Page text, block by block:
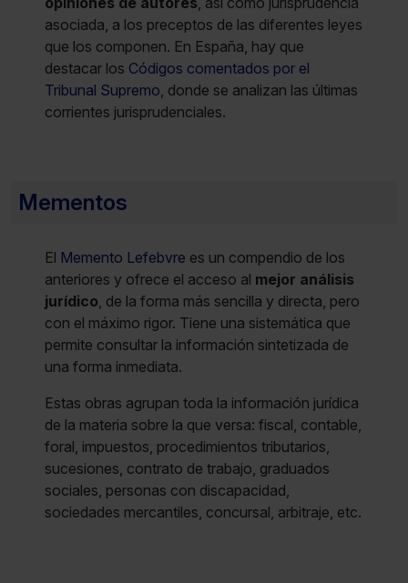
asociada, a los preceptos de las diferentes leyes
que los componen. En España, hay que
destacar los Códigos comentados por el
Tribunal Supremo, donde se analizan las últimas
corrientes jurisprudenciales.
Mementos
El Memento Lefebvre es un compendio de los
anteriores y ofrece el acceso al mejor análisis
jurídico, de la forma más sencilla y directa, pero
con el máximo rigor. Tiene una sistemática que
permite consultar la información sintetizada de
una forma inmediata.
Estas obras agrupan toda la información jurídica
de la materia sobre la que versa: fiscal, contable,
foral, impuestos, procedimientos tributarios,
sucesiones, contrato de trabajo, graduados
sociales, personas con discapacidad,
sociedades mercantiles, concursal, arbitraje, etc.